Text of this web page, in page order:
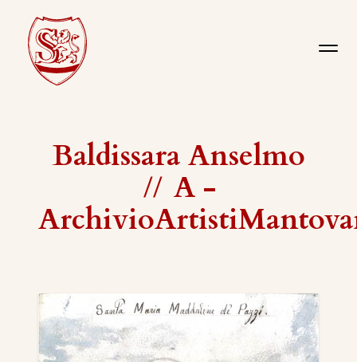
Baldissara Anselmo
// A -